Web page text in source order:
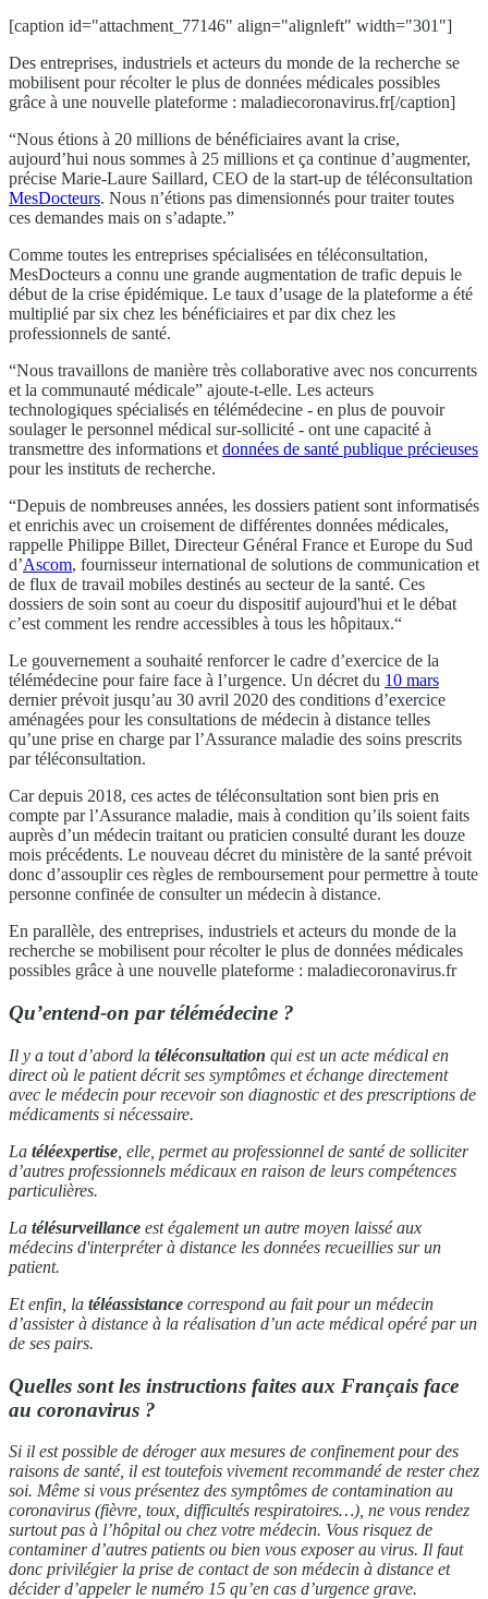
[caption id="attachment_77146" align="alignleft" width="301"]
Des entreprises, industriels et acteurs du monde de la recherche se
mobilisent pour récolter le plus de données médicales possibles
grâce à une nouvelle plateforme : maladiecoronavirus.fr[/caption]
“Nous étions à 20 millions de bénéficiaires avant la crise,
aujourd’hui nous sommes à 25 millions et ça continue d’augmenter,
précise Marie-Laure Saillard, CEO de la start-up de téléconsultation
MesDocteurs. Nous n’étions pas dimensionnés pour traiter toutes
ces demandes mais on s’adapte.”
Comme toutes les entreprises spécialisées en téléconsultation,
MesDocteurs a connu une grande augmentation de trafic depuis le
début de la crise épidémique. Le taux d’usage de la plateforme a été
multiplié par six chez les bénéficiaires et par dix chez les
professionnels de santé.
“Nous travaillons de manière très collaborative avec nos concurrents
et la communauté médicale” ajoute-t-elle. Les acteurs
technologiques spécialisés en télémédecine - en plus de pouvoir
soulager le personnel médical sur-sollicité - ont une capacité à
transmettre des informations etdonnées de santé publique précieuses
pour les instituts de recherche.
“Depuis de nombreuses années, les dossiers patient sont informatisés
et enrichis avec un croisement de différentes données médicales,
rappelle Philippe Billet, Directeur Général France et Europe du Sud
d’Ascom, fournisseur international de solutions de communication et
de flux de travail mobiles destinés au secteur de la santé. Ces
dossiers de soin sont au coeur du dispositif aujourd'hui et le débat
c’est comment les rendre accessibles à tous les hôpitaux.“
Le gouvernement a souhaité renforcer le cadre d’exercice de la
télémédecine pour faire face à l’urgence. Un décret du 10 mars
dernier prévoit jusqu’au 30 avril 2020 des conditions d’exercice
aménagées pour les consultations de médecin à distance telles
qu’une prise en charge par l’Assurance maladie des soins prescrits
par téléconsultation.
Car depuis 2018, ces actes de téléconsultation sont bien pris en
compte par l’Assurance maladie, mais à condition qu’ils soient faits
auprès d’un médecin traitant ou praticien consulté durant les douze
mois précédents. Le nouveau décret du ministère de la santé prévoit
donc d’assouplir ces règles de remboursement pour permettre à toute
personne confinée de consulter un médecin à distance.
En parallèle, des entreprises, industriels et acteurs du monde de la
recherche se mobilisent pour récolter le plus de données médicales
possibles grâce à une nouvelle plateforme : maladiecoronavirus.fr
Qu’entend-on par télémédecine ?
Il y a tout d’abord la téléconsultation qui est un acte médical en
direct où le patient décrit ses symptômes et échange directement
avec le médecin pour recevoir son diagnostic et des prescriptions de
médicaments si nécessaire.
La téléexpertise , elle, permet au professionnel de santé de solliciter
d’autres professionnels médicaux en raison de leurs compétences
particulières.
La télésurveillance est également un autre moyen laissé aux
médecins d'interpréter à distance les données recueillies sur un
patient.
Et enfin, la téléassistance correspond au fait pour un médecin
d’assister à distance à la réalisation d’un acte médical opéré par un
de ses pairs.
Quelles sont les instructions faites aux Français face
au coronavirus ?
Si il est possible de déroger aux mesures de confinement pour des
raisons de santé, il est toutefois vivement recommandé de rester chez
soi. Même si vous présentez des symptômes de contamination au
coronavirus (fièvre, toux, difficultés respiratoires…), ne vous rendez
surtout pas à l’hôpital ou chez votre médecin. Vous risquez de
contaminer d’autres patients ou bien vous exposer au virus. Il faut
donc privilégier la prise de contact de son médecin à distance et
décider d’appeler le numéro 15 qu’en cas d’urgence grave.